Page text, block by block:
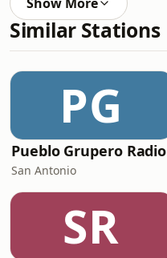
Similar Stations
PG
Pueblo Grupero Radio
San Antonio
SR